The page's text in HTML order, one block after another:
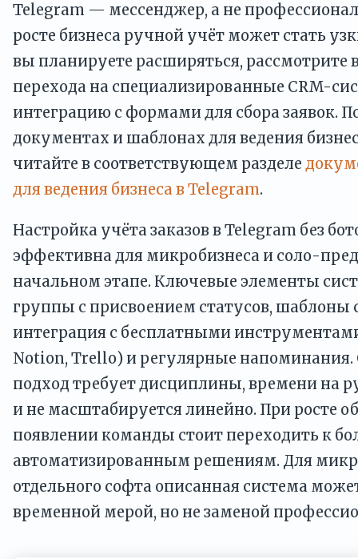
Telegram — мессенджер, а не
росте бизнеса ручной учёт может стать
вы планируете расширяться, рассмотрите
перехода на специализированные CRM-
интеграцию с формами для сбора заявок.
документах и шаблонах для ведения
читайте в соответствующем разделе
для ведения бизнеса в Telegram.
Настройка учёта заказов в Telegram без
эффективна для микробизнеса и соло-
начальном этапе. Ключевые элементы
группы с присвоением статусов, шаблоны
интеграция с бесплатными
Notion, Trello) и регулярные напоминания.
подход требует дисциплины, времени на
и не масштабируется линейно. При росте
появлении команды стоит переходить к
автоматизированным решениям. Для
отдельного софта описанная система
временной мерой, но не заменой